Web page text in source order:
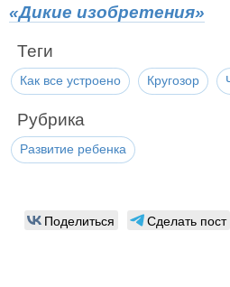
«Дикие изобретения»
Теги
Как все устроено Кругозор
Рубрика
Развитие ребенка
Поделиться Сделать пост